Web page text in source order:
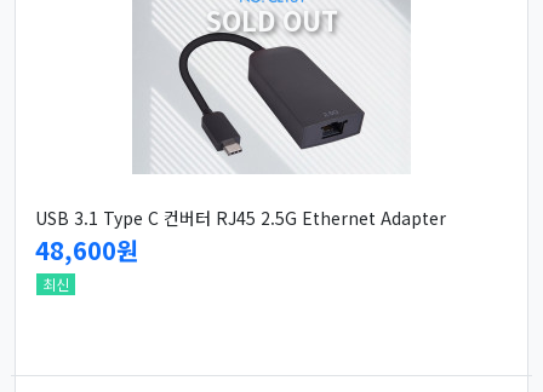
SOLD OUT
USB 3.1 Type C 컨버터 RJ45 2.5G Ethernet Adapter
48,600원
최신